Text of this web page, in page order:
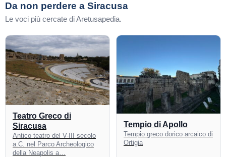
Da non perdere a Siracusa
Le voci più cercate di Aretusapedia.
Teatro Greco di
Siracusa
Antico teatro del V-III secolo
a.C. nel Parco Archeologico
della Neapolis a…
Tempio di Apollo
Tempio greco dorico arcaico di
Ortigia